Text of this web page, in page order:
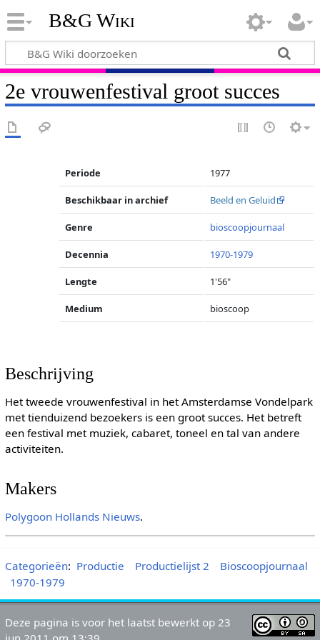
B&G Wiki
2e vrouwenfestival groot succes
Periode 1977
Beschikbaar in archief Beeld en Geluid
Genre bioscoopjournaal
Decennia 1970-1979
Lengte 1'56"
Medium bioscoop
Beschrijving
Het tweede vrouwenfestival in het Amsterdamse Vondelpark
met tienduizend bezoekers is een groot succes. Het betreft
een festival met muziek, cabaret, toneel en tal van andere
activiteiten.
Makers
Polygoon Hollands Nieuws.
Categorieën: Productie Productielijst 2
Bioscoopjournaal
1970-1979
Deze pagina is voor het laatst bewerkt op 23